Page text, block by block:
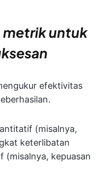
untuk
efektivitas
(misalnya,
keterlibatan
(misalnya, kepuasan